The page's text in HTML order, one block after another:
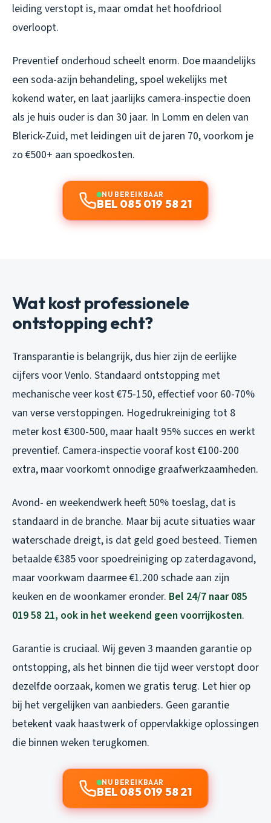
leiding verstopt is, maar omdat het hoofdriool
overloopt.
Preventief onderhoud scheelt enorm. Doe maandelijks
een soda-azijn behandeling, spoel wekelijks met
kokend water, en laat jaarlijks camera-inspectie doen
als je huis ouder is dan 30 jaar. In Lomm en delen van
Blerick-Zuid, met leidingen uit de jaren 70, voorkom je
zo €500+ aan spoedkosten.
NU BEREIKBAAR
BEL 085 019 58 21
Wat kost professionele
ontstopping echt?
Transparantie is belangrijk, dus hier zijn de eerlijke
cijfers voor Venlo. Standaard ontstopping met
mechanische veer kost €75-150, effectief voor 60-70%
van verse verstoppingen. Hogedrukreiniging tot 8
meter kost €300-500, maar haalt 95% succes en werkt
preventief. Camera-inspectie vooraf kost €100-200
extra, maar voorkomt onnodige graafwerkzaamheden.
Avond- en weekendwerk heeft 50% toeslag, dat is
standaard in de branche. Maar bij acute situaties waar
waterschade dreigt, is dat geld goed besteed. Tiemen
betaalde €385 voor spoedreiniging op zaterdagavond,
maar voorkwam daarmee €1.200 schade aan zijn
keuken en de woonkamer eronder. Bel 24/7 naar 085
019 58 21, ook in het weekend geen voorrijkosten.
Garantie is cruciaal. Wij geven 3 maanden garantie op
ontstopping, als het binnen die tijd weer verstopt door
dezelfde oorzaak, komen we gratis terug. Let hier op
bij het vergelijken van aanbieders. Geen garantie
betekent vaak haastwerk of oppervlakkige oplossingen
die binnen weken terugkomen.
NU BEREIKBAAR
BEL 085 019 58 21